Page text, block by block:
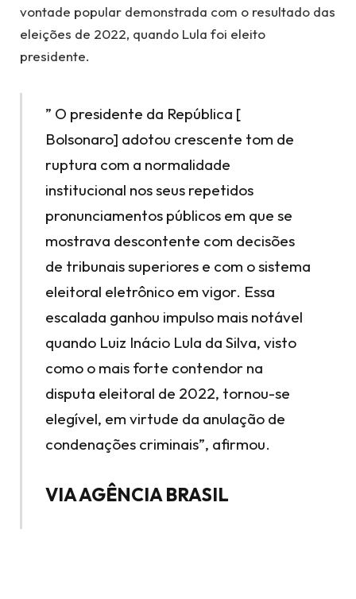
vontade popular demonstrada com o resultado das
eleições de 2022, quando Lula foi eleito
presidente.
” O presidente da República [
Bolsonaro] adotou crescente tom de
ruptura com a normalidade
institucional nos seus repetidos
pronunciamentos públicos em que se
mostrava descontente com decisões
de tribunais superiores e com o sistema
eleitoral eletrônico em vigor. Essa
escalada ganhou impulso mais notável
quando Luiz Inácio Lula da Silva, visto
como o mais forte contendor na
disputa eleitoral de 2022, tornou-se
elegível, em virtude da anulação de
condenações criminais”, afirmou.
VIA AGÊNCIA BRASIL